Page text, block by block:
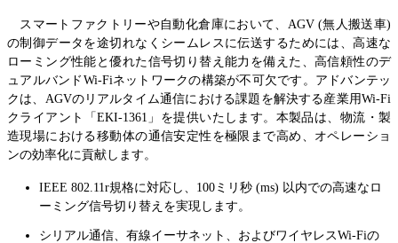
スマートファクトリーや自動化倉庫において、AGV (無人搬送車)
の制御データを途切れなくシームレスに伝送するためには、高速な
ローミング性能と優れた信号切り替え能力を備えた、高信頼性のデ
ュアルバンドWi-Fiネットワークの構築が不可欠です。アドバンテッ
クは、AGVのリアルタイム通信における課題を解決する産業用Wi-Fi
クライアント「EKI-1361」を提供いたします。本製品は、物流・製
造現場における移動体の通信安定性を極限まで高め、オペレーショ
ンの効率化に貢献します。
IEEE 802.11r規格に対応し、100ミリ秒 (ms) 以内での高速なロ
ーミング信号切り替えを実現します。
シリアル通信、有線イーサネット、およびワイヤレスWi-Fiの